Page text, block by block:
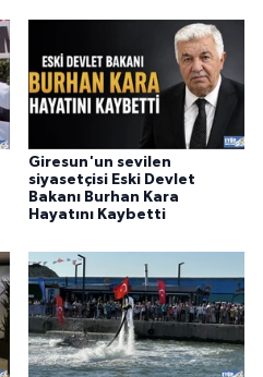
Giresun'un sevilen
siyasetçisi Eski Devlet
Bakanı Burhan Kara
Hayatını Kaybetti